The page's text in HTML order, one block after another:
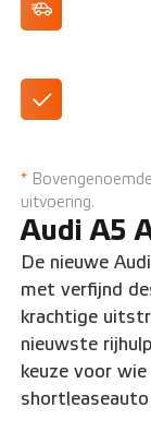
*
uitvoering.
Audi A5
De nieuwe
met verfijnd
krachtige
nieuwste
keuze voor